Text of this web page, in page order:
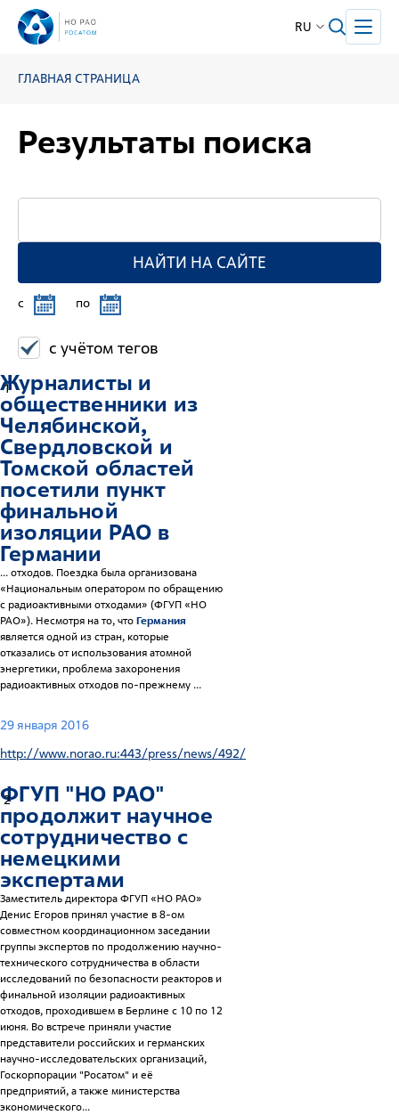
RU
ГЛАВНАЯ СТРАНИЦА
Результаты поиска
НАЙТИ НА САЙТЕ
c по
с учётом тегов
1
Журналисты и
общественники из
Челябинской,
Свердловской и
Томской областей
посетили пункт
финальной
изоляции РАО в
Германии
... отходов. Поездка была организована
«Национальным оператором по обращению
с радиоактивными отходами» (ФГУП «НО
РАО»). Несмотря на то, чтоГермания
является одной из стран, которые
отказались от использования атомной
энергетики, проблема захоронения
радиоактивных отходов по-прежнему ...
29 января 2016
http://www.norao.ru:443/press/news/492/
2
ФГУП "НО РАО"
продолжит научное
сотрудничество с
немецкими
экспертами
Заместитель директора ФГУП «НО РАО»
Денис Егоров принял участие в 8-ом
совместном координационном заседании
группы экспертов по продолжению научно-
технического сотрудничества в области
исследований по безопасности реакторов и
финальной изоляции радиоактивных
отходов, проходившем в Берлине с 10 по 12
июня. Во встрече приняли участие
представители российских и германских
научно-исследовательских организаций,
Госкорпорации "Росатом" и её
предприятий, а также министерства
экономического...